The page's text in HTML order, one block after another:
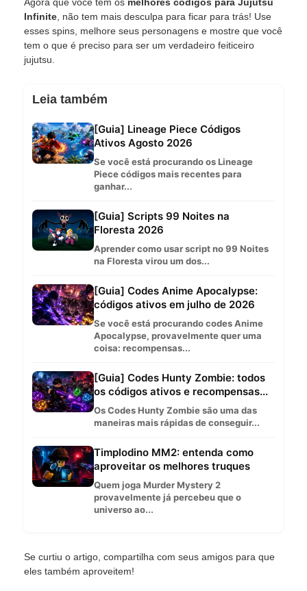
Infinite , não tem mais desculpa para ficar para trás! Use
esses spins, melhore seus personagens e mostre que você
tem o que é preciso para ser um verdadeiro feiticeiro
jujutsu.
Leia também
[Guia] Lineage Piece Códigos
Ativos Agosto 2026
Se você está procurando os Lineage
Piece códigos mais recentes para
ganhar...
[Guia] Scripts 99 Noites na
Floresta 2026
Aprender como usar script no 99 Noites
na Floresta virou um dos...
[Guia] Codes Anime Apocalypse:
códigos ativos em julho de 2026
Se você está procurando codes Anime
Apocalypse, provavelmente quer uma
coisa: recompensas...
[Guia] Codes Hunty Zombie: todos
os códigos ativos e recompensas...
Os Codes Hunty Zombie são uma das
maneiras mais rápidas de conseguir...
Timplodino MM2: entenda como
aproveitar os melhores truques
Quem joga Murder Mystery 2
provavelmente já percebeu que o
universo ao...
Se curtiu o artigo, compartilha com seus amigos para que
eles também aproveitem!